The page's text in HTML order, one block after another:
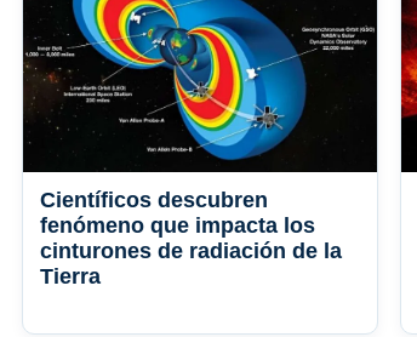
Científicos descubren
fenómeno que impacta los
cinturones de radiación de la
Tierra